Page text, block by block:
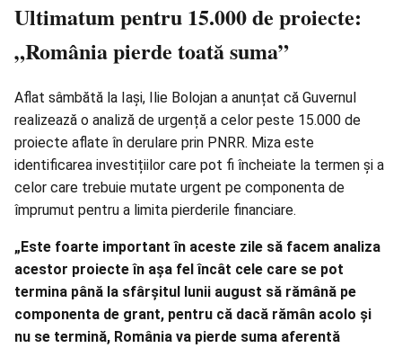
Ultimatum pentru 15.000 de proiecte:
„România pierde toată suma”
Aflat sâmbătă la Iași, Ilie Bolojan a anunțat că Guvernul
realizează o analiză de urgență a celor peste 15.000 de
proiecte aflate în derulare prin PNRR. Miza este
identificarea investițiilor care pot fi încheiate la termen și a
celor care trebuie mutate urgent pe componenta de
împrumut pentru a limita pierderile financiare.
„Este foarte important în aceste zile să facem analiza
acestor proiecte în așa fel încât cele care se pot
termina până la sfârșitul lunii august să rămână pe
componenta de grant, pentru că dacă rămân acolo și
nu se termină, România va pierde suma aferentă